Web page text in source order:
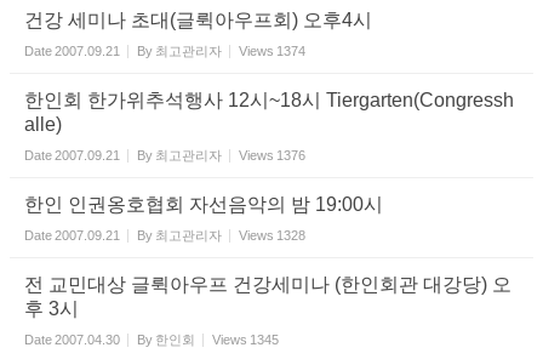
건강 세미나 초대(글뤽아우프회) 오후4시
Date2007.09.21 By 최고관리자 Views 1374
한인회 한가위추석행사 12시~18시 Tiergarten(Congressh
alle)
Date2007.09.21 By 최고관리자 Views 1376
한인 인권옹호협회 자선음악의 밤 19:00시
Date2007.09.21 By 최고관리자 Views 1328
전 교민대상 글뤽아우프 건강세미나 (한인회관 대강당) 오
후 3시
Date2007.04.30 By 한인회 Views 1345